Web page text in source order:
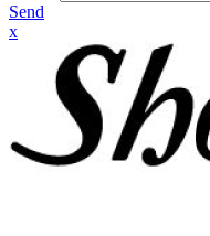
Send
x